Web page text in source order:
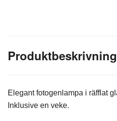
Produktbeskrivning
Elegant fotogenlampa i räfflat
Inklusive en veke.